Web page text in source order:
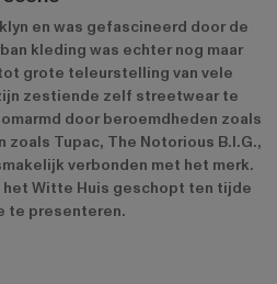
en was gefascineerd door de
kleding was echter nog maar
grote teleurstelling van vele
zestiende zelf streetwear te
door beroemdheden zoals
zoals Tupac, The Notorious B.I.G.,
verbonden met het merk.
Witte Huis geschopt ten tijde
te presenteren.